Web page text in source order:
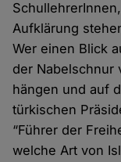
Aufklärung
Wer einen Blick
der Nabelschnur
hängen und auf
türkischen
“Führer der
welche Art von